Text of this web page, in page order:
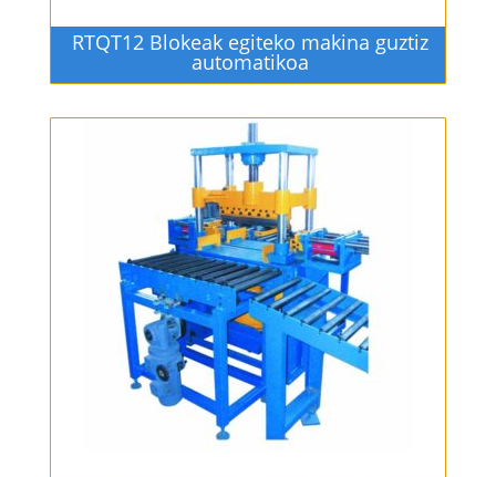
RTQT12 Blokeak egiteko makina guztiz
automatikoa